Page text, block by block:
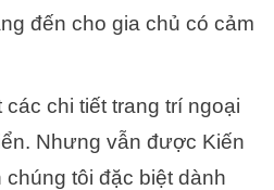
đến cho gia chủ có cảm
chi tiết trang trí ngoại
Nhưng vẫn được Kiến
tôi đặc biệt dành